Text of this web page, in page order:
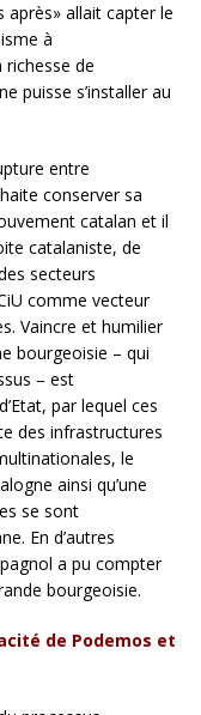
après» allait capter le
à
richesse de
puisse s’installer au
entre
conserver sa
catalan et il
catalaniste, de
secteurs
comme vecteur
Vaincre et humilier
bourgeoisie – qui
– est
par lequel ces
des infrastructures
le
ainsi qu’une
se sont
En d’autres
a pu compter
bourgeoisie.
de Podemos et